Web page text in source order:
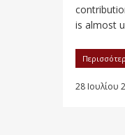
is almost
28 Ιουλίου